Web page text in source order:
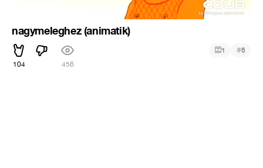
nagymeleghez (animatik)
104 456
1 #6